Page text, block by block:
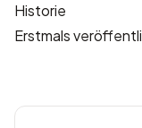
Historie
Erstmals